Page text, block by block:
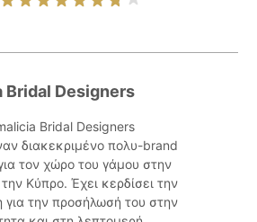
Bridal Designers
Bridal Designers
διακεκριμένο πολυ-brand
τον χώρο του γάμου στην
Κύπρο. Έχει κερδίσει την
για την προσήλωσή του στην